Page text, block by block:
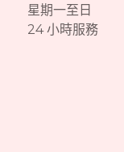
星期一至日
24 小時服務